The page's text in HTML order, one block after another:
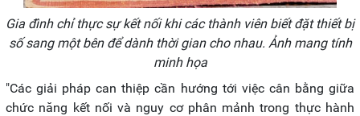
Gia đình chỉ thực sự kết nối khi các thành viên biết đặt thiết bị
số sang một bên để dành thời gian cho nhau. Ảnh mang tính
minh họa
"Các giải pháp can thiệp cần hướng tới việc cân bằng giữa
chức năng kết nối và nguy cơ phân mảnh trong thực hành